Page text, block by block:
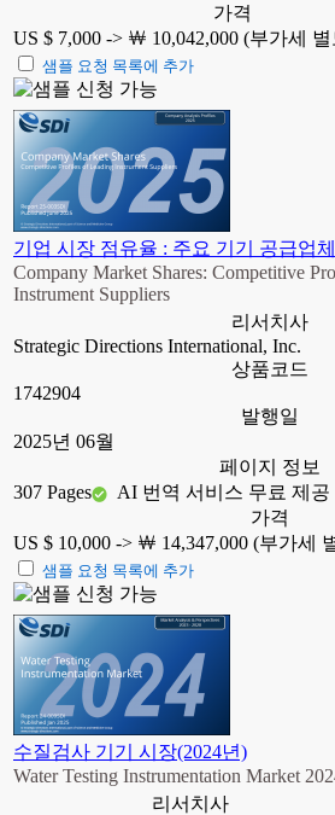
가격
US $ 7,000 -> ￦ 10,042,000 (부가세
샘플 요청 목록에 추가
기업 시장 점유율 : 주요 기기 공급업
Company Market Shares: Competitive
Instrument Suppliers
리서치사
Strategic Directions International, Inc.
상품코드
1742904
발행일
2025년 06월
페이지 정보
307 Pages
AI 번역 서비스 무료 제공
가격
US $ 10,000 -> ￦ 14,347,000 (부가세
샘플 요청 목록에 추가
수질검사 기기 시장(2024년)
Water Testing Instrumentation Market
리서치사